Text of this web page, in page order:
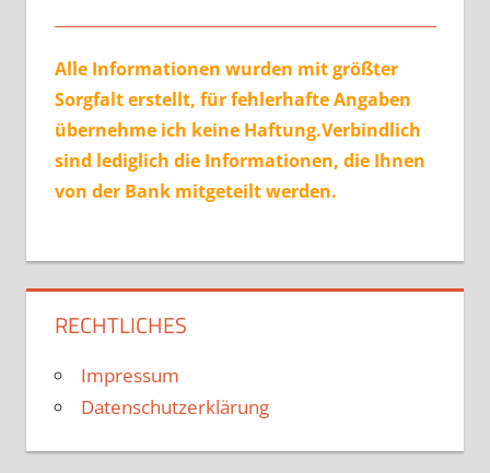
Alle Informationen wurden mit größter
Sorgfalt erstellt, für fehlerhafte Angaben
übernehme ich keine Haftung.Verbindlich
sind lediglich die Informationen, die Ihnen
von der Bank mitgeteilt werden.
RECHTLICHES
Impressum
Datenschutzerklärung